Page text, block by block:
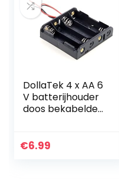
DollaTek 4 x AA 6
V batterijhouder
doos bekabelde
afdekking
€6.99